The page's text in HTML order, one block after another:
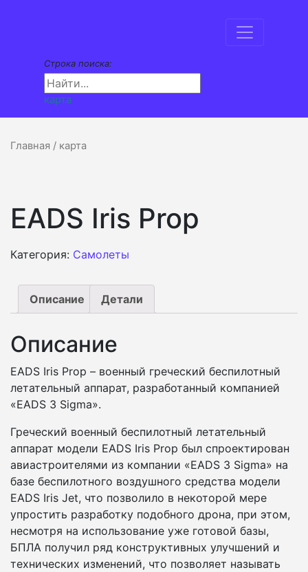
Строка поиска:
карта
Главная / карта
EADS Iris Prop
Категория: Самолеты
Описание Детали
Описание
EADS Iris Prop – военный греческий беспилотный
летательный аппарат, разработанный компанией
«EADS 3 Sigma».
Греческий военный беспилотный летательный
аппарат модели EADS Iris Prop был спроектирован
авиастроителями из компании «EADS 3 Sigma» на
базе беспилотного воздушного средства модели
EADS Iris Jet, что позволило в некоторой мере
упростить разработку подобного дрона, при этом,
несмотря на использование уже готовой базы,
БПЛА получил ряд конструктивных улучшений и
технических изменений, что позволяет называть